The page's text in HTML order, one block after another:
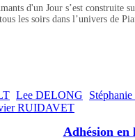
d'un Jour s’est construite
les soirs dans l’univers de
Lee DELONG
RUIDAVET
Adhésion en